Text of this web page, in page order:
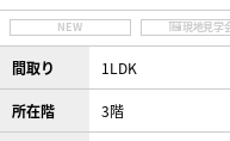
NEW 現地見学
間取り 1LDK
所在階 3階